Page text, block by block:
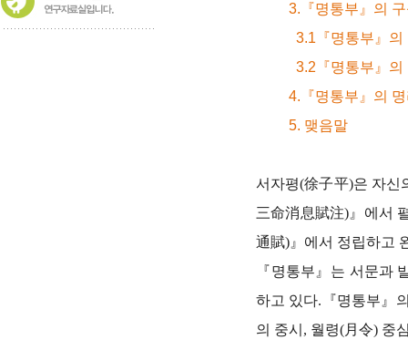
3.『명통부』의 구
3.1『명통부』의
3.2『명통부』의
4.『명통부』의 명
5. 맺음말
서자평(徐子平)은 자신
三命消息賦注) 』 에서
通賦) 』 에서 정립하고
『명통부』는 서문과
하고 있다. 『명통부 』
의 중시, 월령(月令) 중